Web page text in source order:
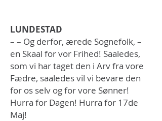
LUNDESTAD
– – Og derfor, ærede Sognefolk, –
en Skaal for vor Frihed! Saaledes,
som vi har taget den i Arv fra vore
Fædre, saaledes vil vi bevare den
for os selv og for vore Sønner!
Hurra for Dagen! Hurra for 17de
Maj!